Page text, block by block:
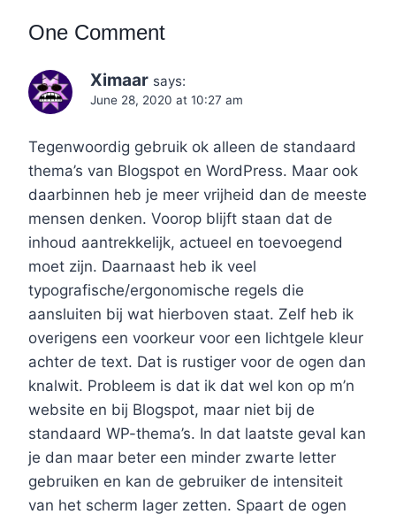
One Comment
Ximaar says:
June 28, 2020 at 10:27 am
Tegenwoordig gebruik ok alleen de standaard
thema’s van Blogspot en WordPress. Maar ook
daarbinnen heb je meer vrijheid dan de meeste
mensen denken. Voorop blijft staan dat de
inhoud aantrekkelijk, actueel en toevoegend
moet zijn. Daarnaast heb ik veel
typografische/ergonomische regels die
aansluiten bij wat hierboven staat. Zelf heb ik
overigens een voorkeur voor een lichtgele kleur
achter de text. Dat is rustiger voor de ogen dan
knalwit. Probleem is dat ik dat wel kon op m’n
website en bij Blogspot, maar niet bij de
standaard WP-thema’s. In dat laatste geval kan
je dan maar beter een minder zwarte letter
gebruiken en kan de gebruiker de intensiteit
van het scherm lager zetten. Spaart de ogen